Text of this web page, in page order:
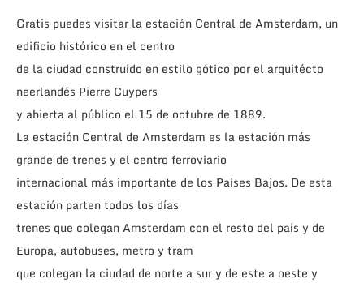
Gratis puedes visitar la estación Central de Amsterdam, un
edificio histórico en el centro
de la ciudad construído en estilo gótico por el arquitécto
neerlandés Pierre Cuypers
y abierta al público el 15 de octubre de 1889.
La estación Central de Amsterdam es la estación más
grande de trenes y el centro ferroviario
internacional más importante de los Países Bajos. De esta
estación parten todos los días
trenes que colegan Amsterdam con el resto del país y de
Europa, autobuses, metro y tram
que colegan la ciudad de norte a sur y de este a oeste y